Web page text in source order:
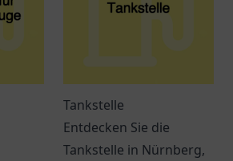
Tankstelle
Entdecken Sie die
Tankstelle in Nürnberg,